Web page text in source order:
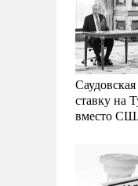
ставку на
вместо